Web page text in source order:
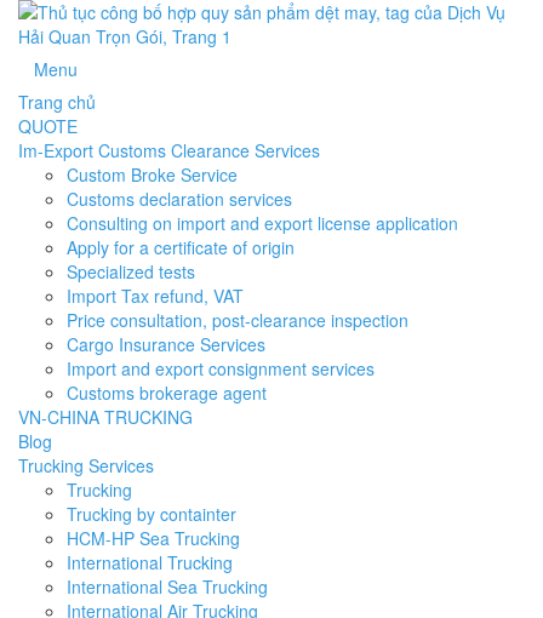
Menu
Trang chủ
QUOTE
Im-Export Customs Clearance Services
Custom Broke Service
Customs declaration services
Consulting on import and export license application
Apply for a certificate of origin
Specialized tests
Import Tax refund, VAT
Price consultation, post-clearance inspection
Cargo Insurance Services
Import and export consignment services
Customs brokerage agent
VN-CHINA TRUCKING
Blog
Trucking Services
Trucking
Trucking by containter
HCM-HP Sea Trucking
International Trucking
International Sea Trucking
International Air Trucking